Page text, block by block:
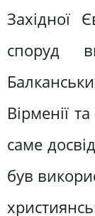
Західної
споруд
Вірменії
саме
був